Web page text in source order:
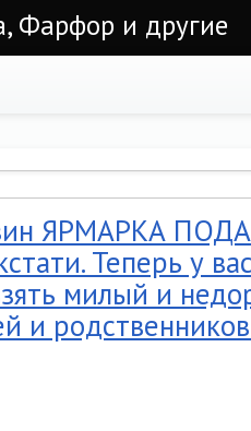
Фарфор и другие
ЯРМАРКА
Теперь у
милый и
и